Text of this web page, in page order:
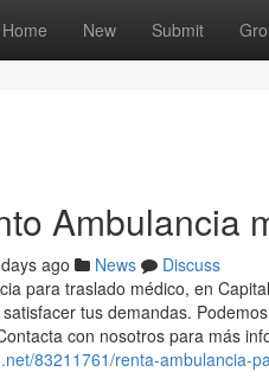
Home New Submit
Ambulancia
ago News
Discuss
para traslado médico, en
tus demandas.
con nosotros para más
83211761/renta-ambulancia-